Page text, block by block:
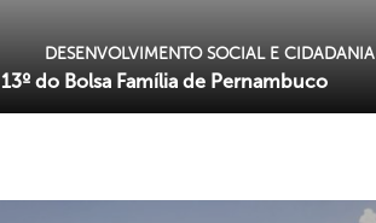
DESENVOLVIMENTO SOCIAL E CIDADANIA
13º do Bolsa Família de Pernambuco